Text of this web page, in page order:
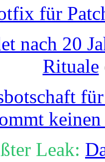
für
nach 20
Rituale
Leak: